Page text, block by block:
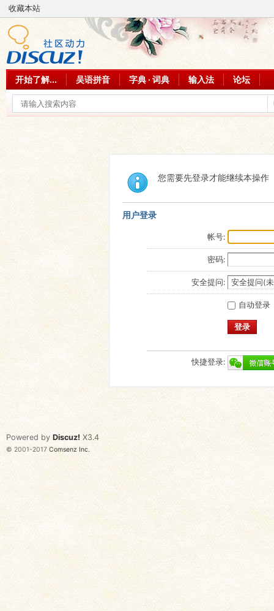
收藏本站
开始了解... 吴语拼音 字典 · 词典 输入法 论坛
您需要先登录才能继续本操作
用户登录
帐号:
密码:
安全提问:
自动登录
登录
快捷登录:
Powered by Discuz! X3.4
© 2001-2017 Comsenz Inc.